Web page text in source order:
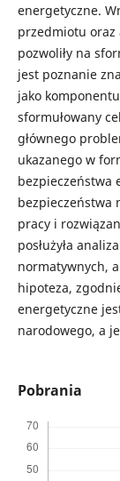
energetyczne.
przedmiotu oraz
pozwoliły na
jest poznanie
jako
sformułowany
głównego
ukazanego w
bezpieczeństwa
bezpieczeństwa
pracy i
posłużyła
normatywnych,
hipoteza,
energetyczne
narodowego, a
Pobrania